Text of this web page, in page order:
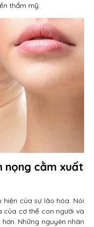
thẩm mỹ.
nọng cằm xuất
hiện của sự lão hóa. Nói
của cơ thể con người và
Những nguyên nhân